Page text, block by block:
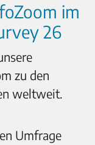
im
26
zu den
weltweit.
Umfrage